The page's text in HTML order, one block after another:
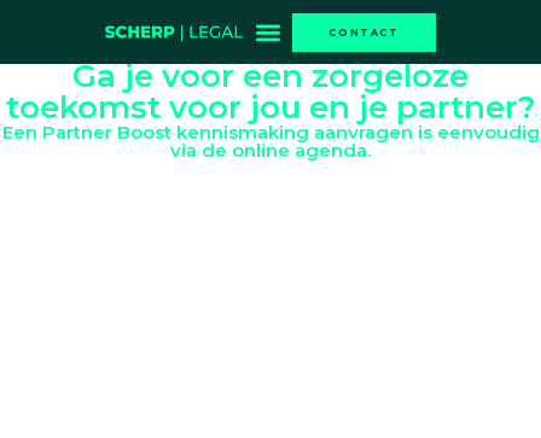
CONTACT
Ga je voor een zorgeloze
toekomst voor jou en je partner?
Een Partner Boost kennismaking aanvragen is eenvoudig
via de online agenda.